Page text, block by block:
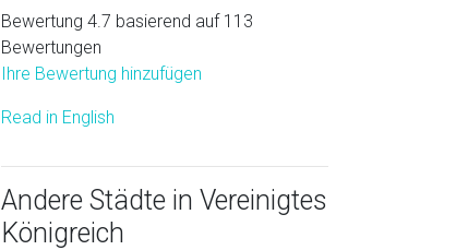
Bewertung 4.7 basierend auf 113
Bewertungen
Ihre Bewertung hinzufügen
Read in English
Andere Städte in Vereinigtes
Königreich